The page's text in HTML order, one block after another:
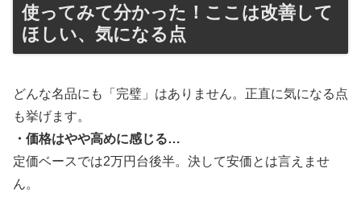
使ってみて分かった！ここは改善して
ほしい、気になる点
どんな名品にも「完璧」はありません。正直に気になる点
も挙げます。
・価格はやや高めに感じる…
定価ベースでは2万円台後半。決して安価とは言えませ
ん。